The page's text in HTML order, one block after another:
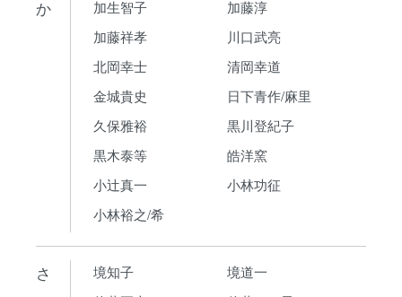
か 加生智子
加藤淳
加藤祥孝
川口武亮
北岡幸士
清岡幸道
金城貴史
日下青作/麻里
久保雅裕
黒川登紀子
黒木泰等
皓洋窯
小辻真一
小林功征
小林裕之/希
さ 境知子
境道一